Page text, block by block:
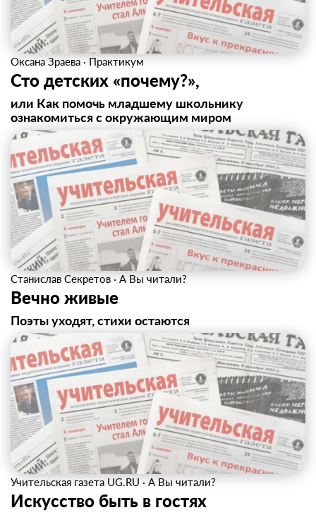
Оксана Зраева · Практикум
Сто детских «почему?»,
или Как помочь младшему школьнику
ознакомиться с окружающим миром
Станислав Секретов · А Вы читали?
Вечно живые
Поэты уходят, стихи остаются
Учительская газета UG.RU · А Вы читали?
Искусство быть в гостях